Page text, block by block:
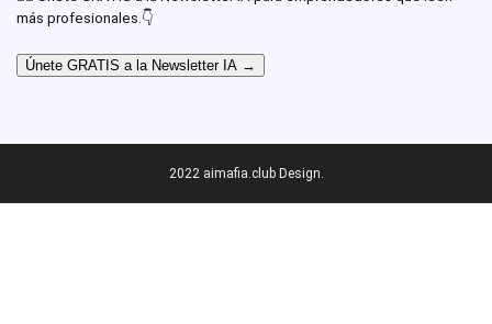
más profesionales.👇
Únete GRATIS a la Newsletter IA →
2022 aimafia.club Design.